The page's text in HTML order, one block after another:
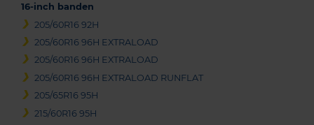
16-inch banden
205/60R16 92H
205/60R16 96H EXTRALOAD
205/60R16 96H EXTRALOAD
205/60R16 96H EXTRALOAD RUNFLAT
205/65R16 95H
215/60R16 95H